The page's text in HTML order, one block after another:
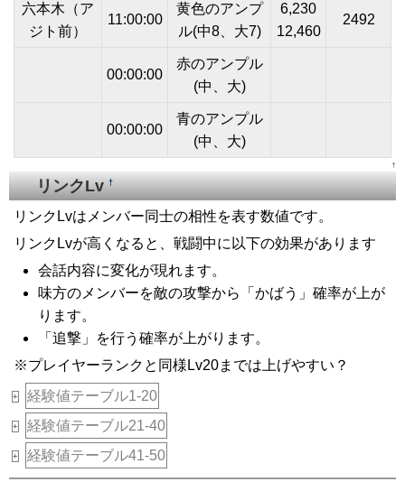
六本木（ア
ジト前）
11:00:00
黄色のアンプ
ル(中8、大7)
6,230
12,460
2492
00:00:00
赤のアンプル
(中、大)
00:00:00
青のアンプル
(中、大)
↑
リンクLv†
リンクLvはメンバー同士の相性を表す数値です。
リンクLvが高くなると、戦闘中に以下の効果があります
会話内容に変化が現れます。
味方のメンバーを敵の攻撃から「かばう」確率が上が
ります。
「追撃」を行う確率が上がります。
※プレイヤーランクと同様Lv20までは上げやすい？
+ 経験値テーブル1-20
+ 経験値テーブル21-40
+ 経験値テーブル41-50